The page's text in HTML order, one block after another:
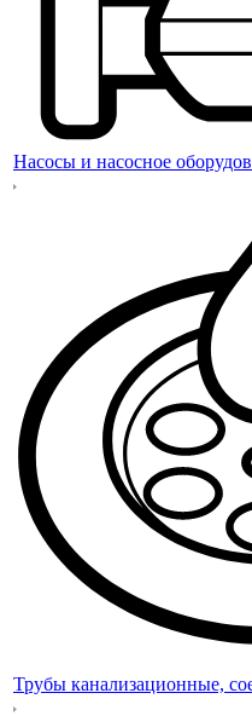
Насосы и насосное
Трубы канализационные,